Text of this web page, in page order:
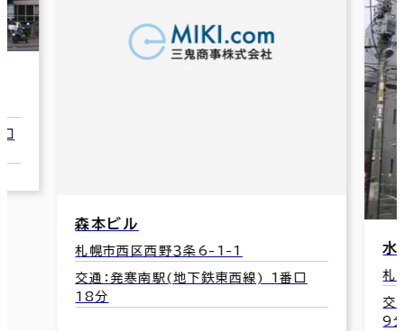
森本ビル
札幌市西区西野３条6-1-1
交通：発寒南駅(地下鉄東西線) 1番口
水戸ビ
札幌市
交通：